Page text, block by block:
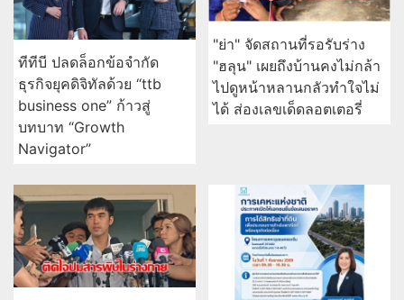
ทีทีบี ปลดล็อกข้อจำกัด
ธุรกิจยุคดิจิทัลด้วย “ttb
business one” ก้าวสู่
บทบาท “Growth
Navigator”
"ย่า" จัดสถานที่รอรับร่าง
"ฮลุน" เผยถึงบ้านคงไม่กล้า
ไปดูหน้าหลานกลัวทำใจไม่
ได้ ส่องเลขเด็ดลอตเตอรี่